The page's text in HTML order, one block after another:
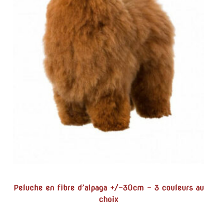
Peluche en fibre d’alpaga +/-30cm – 3 couleurs au
choix